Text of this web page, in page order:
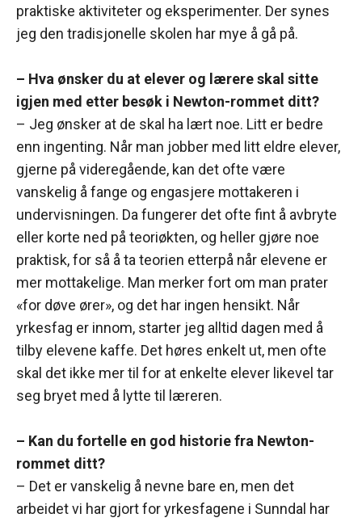
praktiske aktiviteter og eksperimenter. Der synes
jeg den tradisjonelle skolen har mye å gå på.
– Hva ønsker du at elever og lærere skal sitte
igjen med etter besøk i Newton-rommet ditt?
– Jeg ønsker at de skal ha lært noe. Litt er bedre
enn ingenting. Når man jobber med litt eldre elever,
gjerne på videregående, kan det ofte være
vanskelig å fange og engasjere mottakeren i
undervisningen. Da fungerer det ofte fint å avbryte
eller korte ned på teoriøkten, og heller gjøre noe
praktisk, for så å ta teorien etterpå når elevene er
mer mottakelige. Man merker fort om man prater
«for døve ører», og det har ingen hensikt. Når
yrkesfag er innom, starter jeg alltid dagen med å
tilby elevene kaffe. Det høres enkelt ut, men ofte
skal det ikke mer til for at enkelte elever likevel tar
seg bryet med å lytte til læreren.
– Kan du fortelle en god historie fra Newton-
rommet ditt?
– Det er vanskelig å nevne bare en, men det
arbeidet vi har gjort for yrkesfagene i Sunndal har